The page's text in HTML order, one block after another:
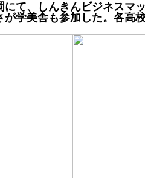
て、しんきんビジネスマ
学美舎も参加した。各高